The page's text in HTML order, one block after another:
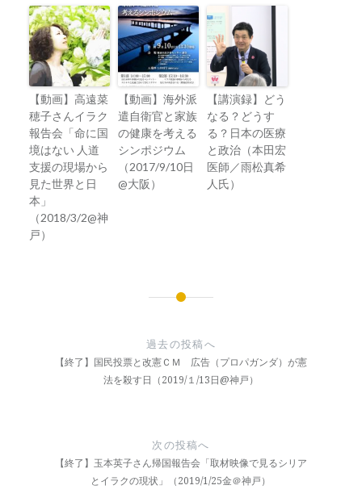
【動画】高遠菜
穂子さんイラク
報告会「命に国
境はない 人道
支援の現場から
見た世界と日
本」
（2018/3/2@神
戸）
【動画】海外派
遣自衛官と家族
の健康を考える
シンポジウム
（2017/9/10日
@大阪）
【講演録】どう
なる？どうす
る？日本の医療
と政治（本田宏
医師／雨松真希
人氏）
過去の投稿へ
【終了】国民投票と改憲ＣＭ 広告（プロパガンダ）が憲
法を殺す日（2019/１/13日@神戸）
次の投稿へ
【終了】玉本英子さん帰国報告会「取材映像で見るシリア
とイラクの現状」（2019/1/25金＠神戸）